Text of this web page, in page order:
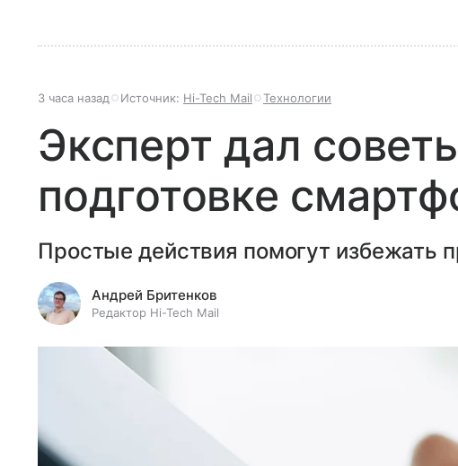
3 часа назад Источник: Hi-Tech Mail Технологии
Эксперт дал
подготовке
Простые действия помогут избежать
Андрей Бритенков
Редактор Hi-Tech Mail